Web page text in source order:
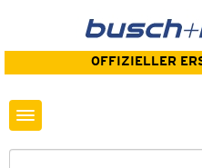
OFFIZIELLER
Toggle navigation